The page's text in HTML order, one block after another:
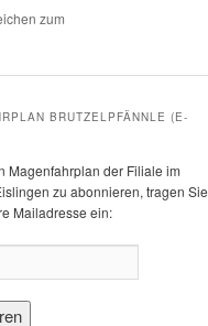
zum
BRUTZELPFÄNNLE (E-
Magenfahrplan der Filiale im
zu abonnieren, tragen Sie
Mailadresse ein: